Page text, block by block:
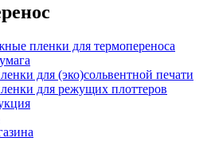
пленки для термопереноса
для (эко)сольвентной печати
для режущих плоттеров